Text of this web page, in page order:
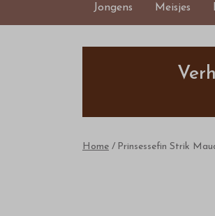
Jongens Meisjes
Prinsessefin
Maud
Home Prinsessefin Strik